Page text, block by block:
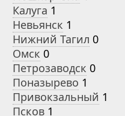
Калуга 1
Невьянск 1
Нижний Тагил 0
Омск 0
Петрозаводск 0
Поназырево 1
Привокзальный 1
Псков 1